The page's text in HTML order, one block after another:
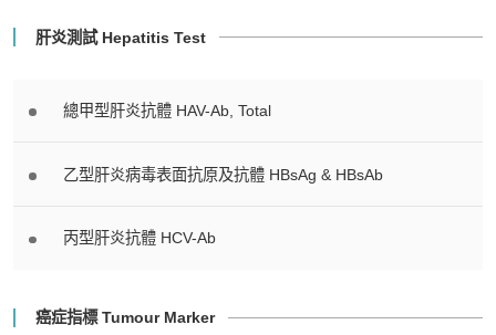
肝炎測試 Hepatitis Test
總甲型肝炎抗體 HAV-Ab, Total
乙型肝炎病毒表面抗原及抗體 HBsAg & HBsAb
丙型肝炎抗體 HCV-Ab
癌症指標 Tumour Marker